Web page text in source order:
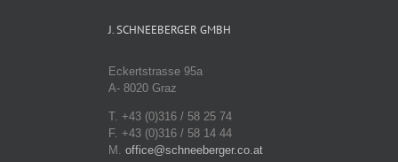
J. SCHNEEBERGER GMBH
Eckertstrasse 95a
A- 8020 Graz
T. +43 (0)316 / 58 25 74
F. +43 (0)316 / 58 14 44
M. office@schneeberger.co.at